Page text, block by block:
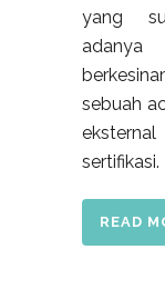
yang
sebuah
sertifikasi.
READ